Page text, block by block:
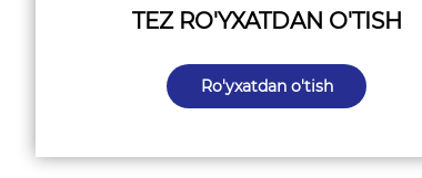
TEZ RO'YXATDAN O'TISH
Ro'yxatdan o'tish